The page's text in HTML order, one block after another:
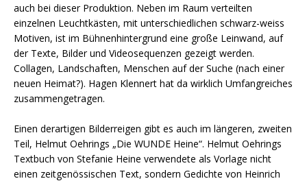
auch bei dieser Produktion. Neben im Raum verteilten
einzelnen Leuchtkästen, mit unterschiedlichen schwarz-weiss
Motiven, ist im Bühnenhintergrund eine große Leinwand, auf
der Texte, Bilder und Videosequenzen gezeigt werden.
Collagen, Landschaften, Menschen auf der Suche (nach einer
neuen Heimat?). Hagen Klennert hat da wirklich Umfangreiches
zusammengetragen.
Einen derartigen Bilderreigen gibt es auch im längeren, zweiten
Teil, Helmut Oehrings „Die WUNDE Heine“. Helmut Oehrings
Textbuch von Stefanie Heine verwendete als Vorlage nicht
einen zeitgenössischen Text, sondern Gedichte von Heinrich